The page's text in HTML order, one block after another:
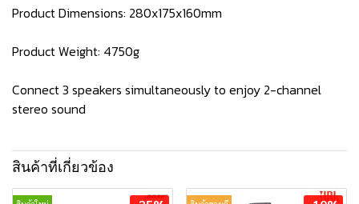
Product Dimensions: 280x175x160mm
Product Weight: 4750g
Connect 3 speakers simultaneously to enjoy 2-channel
stereo sound
สินค้าที่เกี่ยวข้อง